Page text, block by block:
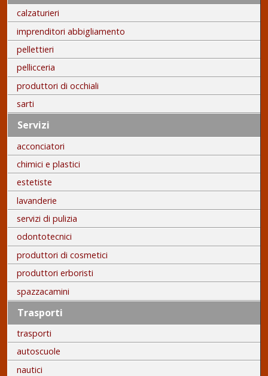
calzaturieri
imprenditori abbigliamento
pellettieri
pellicceria
produttori di occhiali
sarti
Servizi
acconciatori
chimici e plastici
estetiste
lavanderie
servizi di pulizia
odontotecnici
produttori di cosmetici
produttori erboristi
spazzacamini
Trasporti
trasporti
autoscuole
nautici